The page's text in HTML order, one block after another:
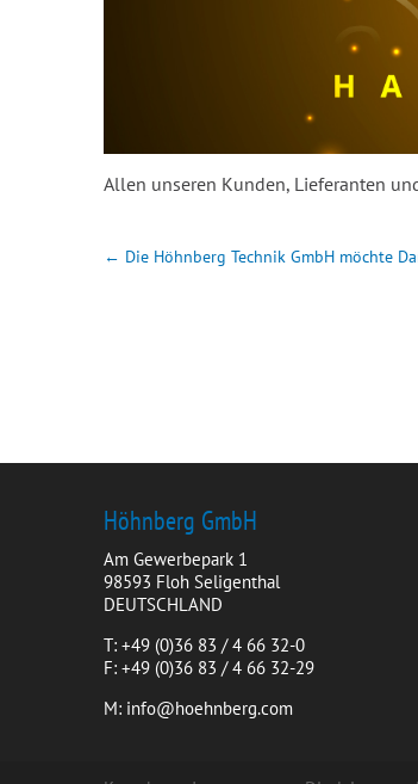
Allen unseren Kunden, Lieferanten
← Die Höhnberg Technik GmbH möchte
Höhnberg GmbH
Am Gewerbepark 1
98593 Floh Seligenthal
DEUTSCHLAND
T: +49 (0)36 83 / 4 66 32-0
F: +49 (0)36 83 / 4 66 32-29
M: info@hoehnberg.com